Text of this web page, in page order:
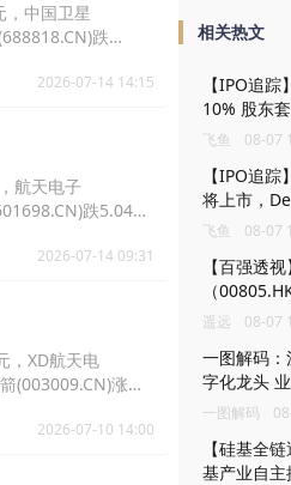
中国卫星
跌
2026-07-14 14:15
航天电子
跌5.04%
2026-07-14 09:31
，XD航天电
(003009.CN)涨
2026-07-10 14:00
相关热文
【IPO追
10% 股东
飞鱼 08-07
【IPO追
将上市，
飞鱼 08-07
【百强透
（
遥远 08-07
一图解码
字化龙头
一图解码
【硅基全
基产业自主